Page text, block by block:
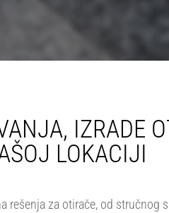
IZRADE
LOKACIJI
rešenja za otirače, od